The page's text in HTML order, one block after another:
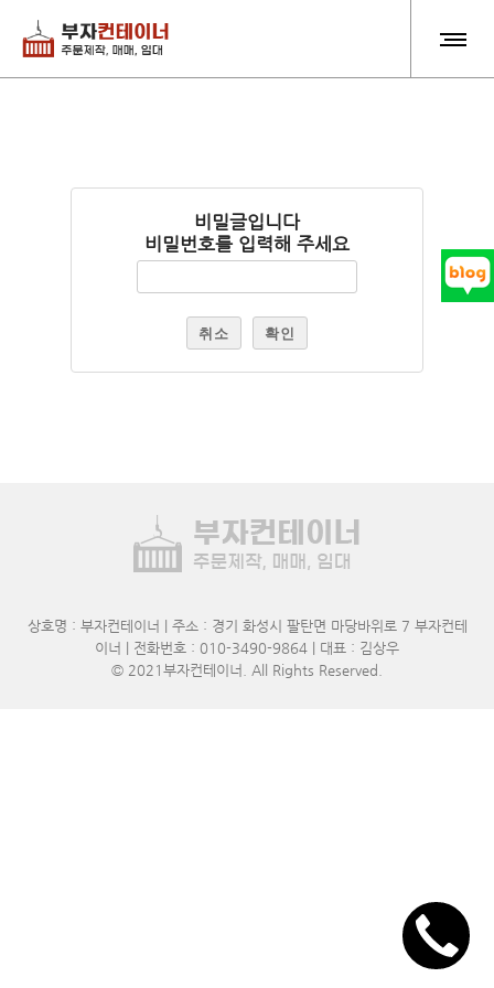
비밀글입니다
비밀번호를 입력해 주세요
취소 확인
상호명 : 부자컨테이너 | 주소 : 경기 화성시 팔탄면 마당바위로 7 부자컨테
이너 | 전화번호 : 010-3490-9864 | 대표 : 김상우
© 2021 부자컨테이너 . All Rights Reserved.